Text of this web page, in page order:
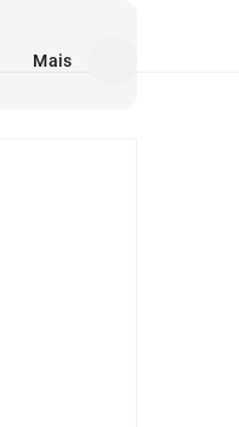
Mais